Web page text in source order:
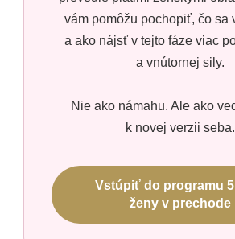
vám pomôžu pochopiť, čo sa
a ako nájsť v tejto fáze viac
a vnútornej sily.
Nie ako námahu. Ale ako
k novej verzii seba.
Vstúpiť do programu
ženy v prechode